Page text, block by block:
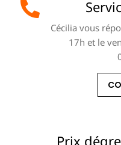
Cécilia vous
17h et le
Prix